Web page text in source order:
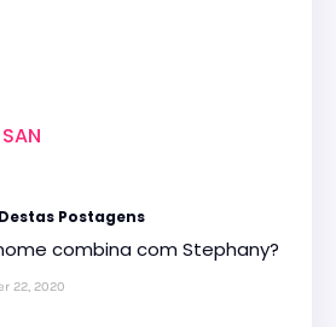
Postagens
combina com Stephany?
22, 2020